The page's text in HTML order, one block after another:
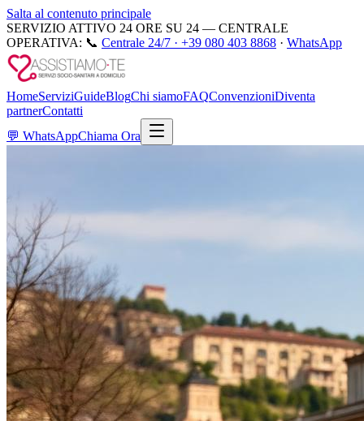
Salta al contenuto principale
SERVIZIO ATTIVO 24 ORE SU 24 — CENTRALE
OPERATIVA: 📞 Centrale 24/7 · +39 080 403 8868 · WhatsApp
HomeServiziGuideBlogChi siamoFAQConvenzioniDiventa
partnerContatti
💬 WhatsAppChiama Ora